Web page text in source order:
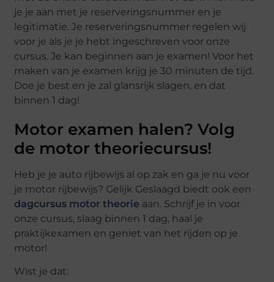
je je aan met je reserveringsnummer en je
legitimatie. Je reserveringsnummer regelen wij
voor je als je je hebt ingeschreven voor onze
cursus. Je kan beginnen aan je examen! Voor het
maken van je examen krijg je 30 minuten de tijd.
Doe je best en je zal glansrijk slagen, en dat
binnen 1 dag!
Motor examen halen? Volg
de motor theoriecursus!
Heb je je auto rijbewijs al op zak en ga je nu voor
je motor rijbewijs? Gelijk Geslaagd biedt ook een
dagcursus motor theorie aan. Schrijf je in voor
onze cursus, slaag binnen 1 dag, haal je
praktijkexamen en geniet van het rijden op je
motor!
Wist je dat: